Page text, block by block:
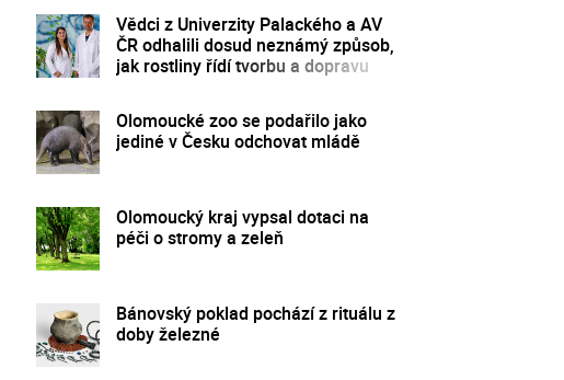
Vědci z Univerzity Palackého a AV
ČR odhalili dosud neznámý způsob,
jak rostliny řídí tvorbu a dopravu
Olomoucké zoo se podařilo jako
jediné v Česku odchovat mládě
Olomoucký kraj vypsal dotaci na
péči o stromy a zeleň
Bánovský poklad pochází z rituálu z
doby železné